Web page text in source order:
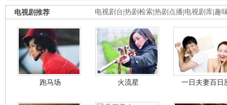
电视剧台 热剧检索 热剧点播 电视剧库 趣
电视剧推荐
跑马场 火流星 一日夫妻百日